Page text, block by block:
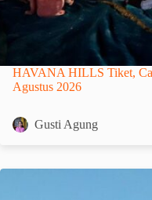
HAVANA HILLS Tiket,
Agustus 2026
Gusti Agung